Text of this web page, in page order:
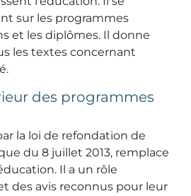
sur les programmes
et les diplômes. Il donne
les textes concernant
des programmes
la loi de refondation de
du 8 juillet 2013, remplace
Il a un rôle
des avis reconnus pour leur